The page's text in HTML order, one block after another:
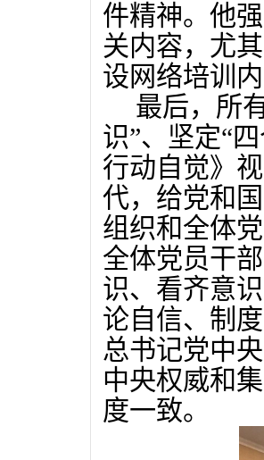
件精神。 他
关内容，尤
设网络培训
最后，所
识”、坚定“
行动自觉》
代，给党和
组织和全体
全体党员干
识、看齐意
论自信、制
总书记党中
中央权威和
度一致。